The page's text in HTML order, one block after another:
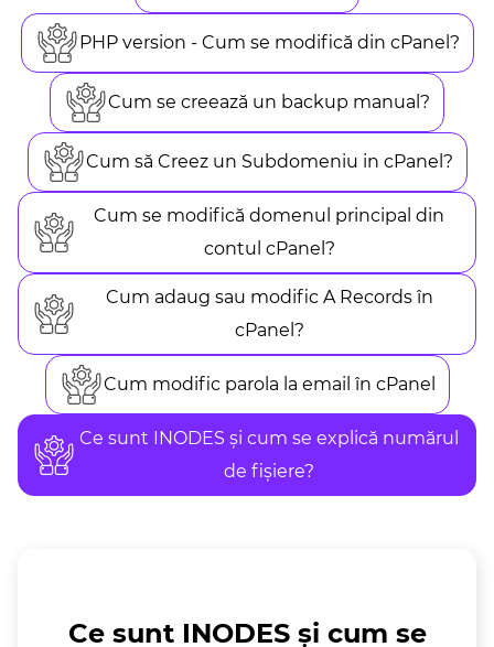
PHP version - Cum se modifică din cPanel?
Cum se creează un backup manual?
Cum să Creez un Subdomeniu in cPanel?
Cum se modifică domenul principal din
contul cPanel?
Cum adaug sau modific A Records în
cPanel?
Cum modific parola la email în cPanel
Ce sunt INODES și cum se explică numărul
de fișiere?
Ce sunt INODES și cum se